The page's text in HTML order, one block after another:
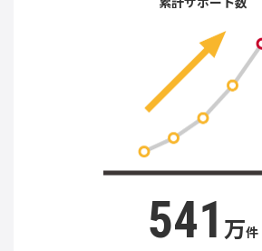
541 万件